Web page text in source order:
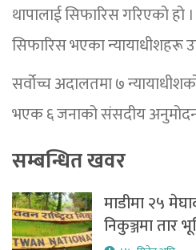
थापालाई सिफारिस गरिएको हो
सिफारिस भएका न्यायाधीशहरू
सर्वोच्च अदालतमा ७
भएक ६ जनाको संसदीय
सम्बन्धित खवर
माडीमा २५
निकुञ्जमा तार